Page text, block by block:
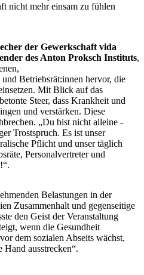
nicht mehr einsam zu fühlen
der Gewerkschaft vida
des Anton Proksch Instituts,
Betriebsrät:innen hervor, die
Mit Blick auf das
Steer, dass Krankheit und
und verstärken. Diese
„Du bist nicht alleine -
Trostspruch. Es ist unser
Pflicht und unser täglich
Personalvertreter und
Belastungen in der
Zusammenhalt und gegenseitige
den Geist der Veranstaltung
wenn die Gesundheit
dem sozialen Abseits wächst,
ausstrecken“.